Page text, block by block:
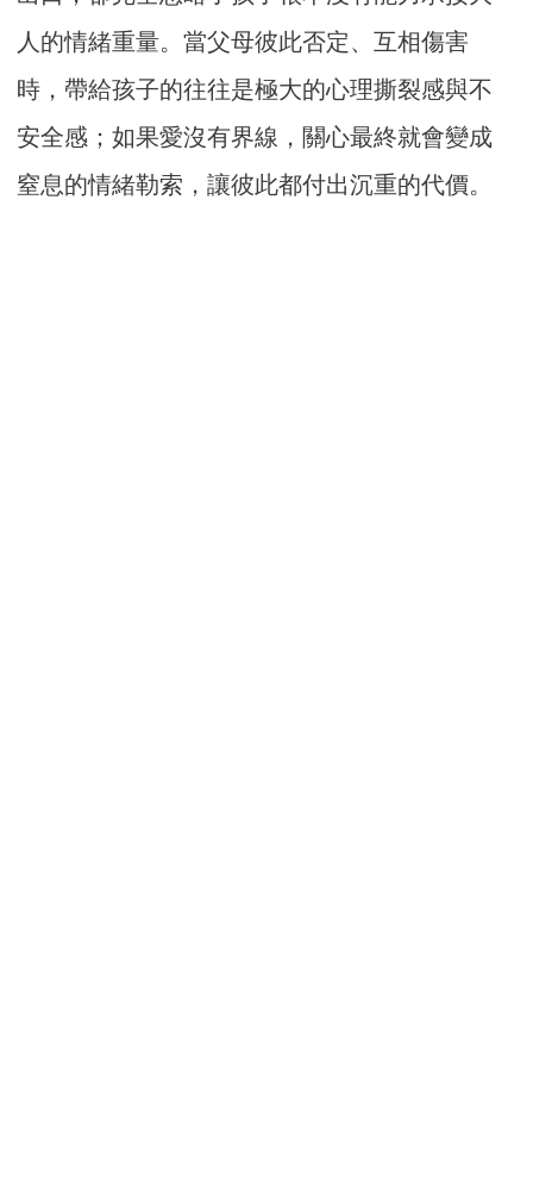
人的情緒重量。當父母彼此否定、互相傷害
時，帶給孩子的往往是極大的心理撕裂感與不
安全感；如果愛沒有界線，關心最終就會變成
窒息的情緒勒索，讓彼此都付出沉重的代價。